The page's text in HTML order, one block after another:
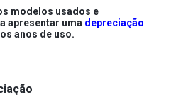
modelos usados e
apresentar uma depreciação
anos de uso.